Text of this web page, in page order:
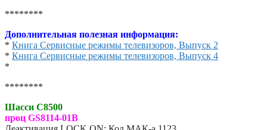
********
Дополнительная полезная информация:
* Книга Сервисные режимы телевизоров, Выпуск 2
* Книга Сервисные режимы телевизоров, Выпуск 4
*
********
Шасси C8500
проц GS8114-01B